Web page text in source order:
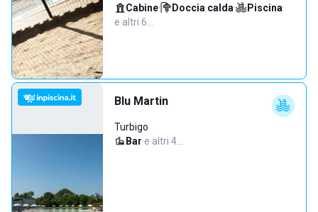
Cabine· Doccia calda· Piscina·
e altri 6…
Blu Martin
Turbigo
Bar·e altri 4…